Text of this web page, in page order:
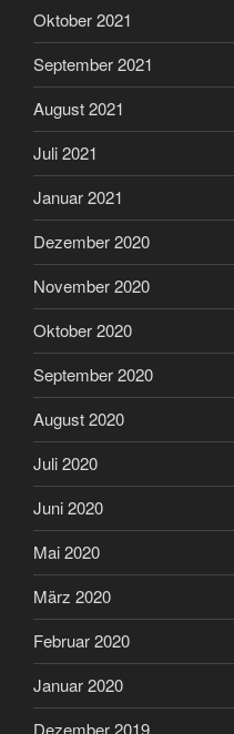
Oktober 2021
September 2021
August 2021
Juli 2021
Januar 2021
Dezember 2020
November 2020
Oktober 2020
September 2020
August 2020
Juli 2020
Juni 2020
Mai 2020
März 2020
Februar 2020
Januar 2020
Dezember 2019